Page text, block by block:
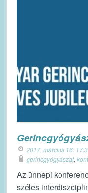
2017. március 16.
gerincgyógyászat,
Az ünnepi
széles